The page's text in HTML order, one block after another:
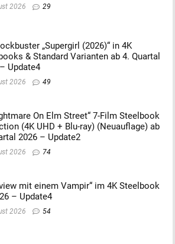
2026 29
„Supergirl (2026)“ in 4K
& Standard Varianten ab 4. Quartal
Update4
2026 49
On Elm Street“ 7-Film Steelbook
(4K UHD + Blu-ray) (Neuauflage) ab
2026 – Update2
2026 74
mit einem Vampir“ im 4K Steelbook
– Update4
2026 54